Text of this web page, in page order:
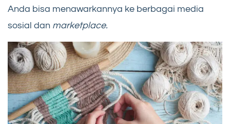
Anda bisa menawarkannya ke berbagai media
sosial dan marketplace.